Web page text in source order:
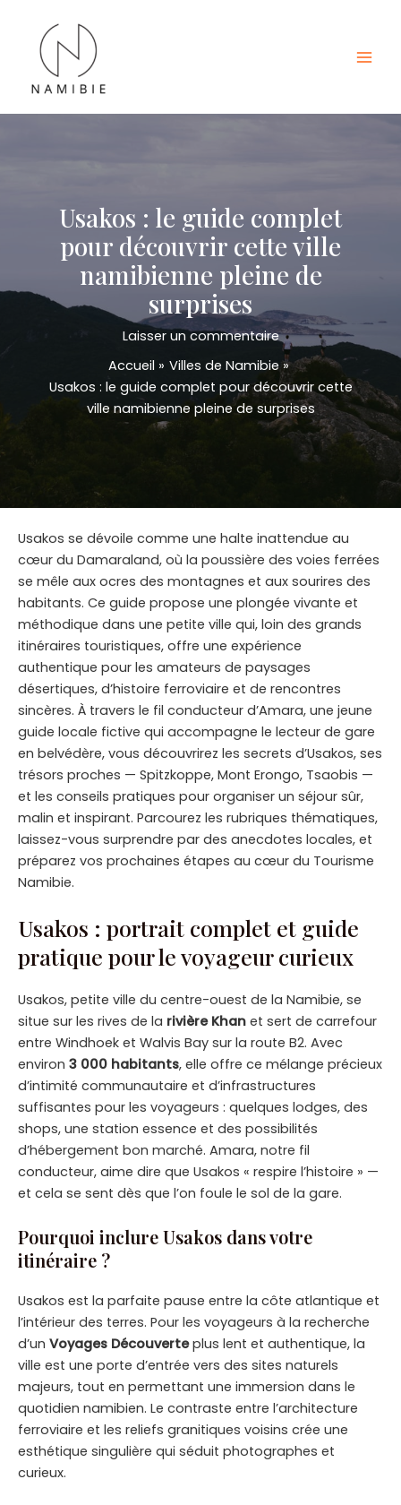
contenu
Usakos : le guide complet
pour découvrir cette ville
namibienne pleine de
surprises
Laisser un commentaire
Accueil
Villes de Namibie
Usakos : le guide complet pour découvrir cette
ville namibienne pleine de surprises
Usakos se dévoile comme une halte inattendue au
cœur du Damaraland, où la poussière des voies ferrées
se mêle aux ocres des montagnes et aux sourires des
habitants. Ce guide propose une plongée vivante et
méthodique dans une petite ville qui, loin des grands
itinéraires touristiques, offre une expérience
authentique pour les amateurs de paysages
désertiques, d’histoire ferroviaire et de rencontres
sincères. À travers le fil conducteur d’Amara, une jeune
guide locale fictive qui accompagne le lecteur de gare
en belvédère, vous découvrirez les secrets d’Usakos, ses
trésors proches — Spitzkoppe, Mont Erongo, Tsaobis —
et les conseils pratiques pour organiser un séjour sûr,
malin et inspirant. Parcourez les rubriques thématiques,
laissez-vous surprendre par des anecdotes locales, et
préparez vos prochaines étapes au cœur du Tourisme
Namibie.
Usakos : portrait complet et guide
pratique pour le voyageur curieux
Usakos, petite ville du centre-ouest de la Namibie, se
situe sur les rives de la rivière Khan et sert de carrefour
entre Windhoek et Walvis Bay sur la route B2. Avec
environ 3 000 habitants, elle offre ce mélange précieux
d’intimité communautaire et d’infrastructures
suffisantes pour les voyageurs : quelques lodges, des
shops, une station essence et des possibilités
d’hébergement bon marché. Amara, notre fil
conducteur, aime dire que Usakos « respire l’histoire » —
et cela se sent dès que l’on foule le sol de la gare.
Pourquoi inclure Usakos dans votre
itinéraire ?
Usakos est la parfaite pause entre la côte atlantique et
l’intérieur des terres. Pour les voyageurs à la recherche
d’un Voyages Découverteplus lent et authentique, la
ville est une porte d’entrée vers des sites naturels
majeurs, tout en permettant une immersion dans le
quotidien namibien. Le contraste entre l’architecture
ferroviaire et les reliefs granitiques voisins crée une
esthétique singulière qui séduit photographes et
curieux.